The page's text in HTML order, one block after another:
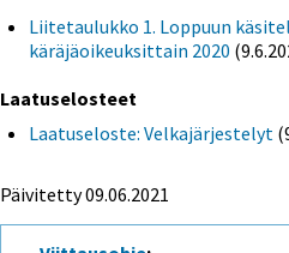
Liitetaulukko 1. Loppuun
käräjäoikeuksittain 2020
Laatuselosteet
Laatuseloste: Velkajärjestelyt
Päivitetty 09.06.2021